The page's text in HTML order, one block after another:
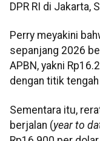
DPR RI di Jakarta,
Perry meyakini
sepanjang 2026
APBN, yakni
dengan titik
Sementara itu,
berjalan (year to